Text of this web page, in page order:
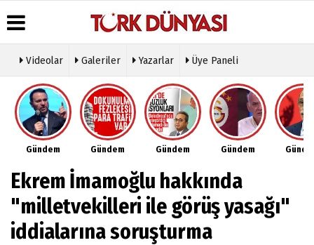
Üye Paneli
Haber
Arşivi
Gazete
Arşivi
Haberleri
Hava
Durumu
Gazete
Manşetleri
Anketler
Biyografiler
Köşe
Yazarları
Video
Galeri
Foto
Etkinlikler
Künye
İletişim
Çerez
Politikası
Videolar Galeriler Yazarlar Üye Paneli
Gündem Gündem Gündem Gündem
Ekrem İmamoğlu hakkında
"milletvekilleri ile görüş yasağı"
iddialarına soruşturma